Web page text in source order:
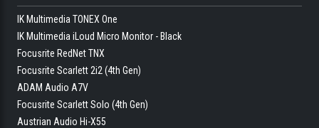
Masszív felépítmény és strapabíró alkatrészek!
Csatlakoztasd és indulunk
Külső tápegység nélkül is működik MAC vagy Windows számítógéppel.
Minden együtt a kezdéshez
Ableton Live Lite, Novation Bass Station VST és 1GB letölthető
IK Multimedia TONEX One
IK Multimedia iLoud Micro Monitor - Black
Focusrite RedNet TNX
Focusrite Scarlett 2i2 (4th Gen)
ADAM Audio A7V
Focusrite Scarlett Solo (4th Gen)
Austrian Audio Hi-X55